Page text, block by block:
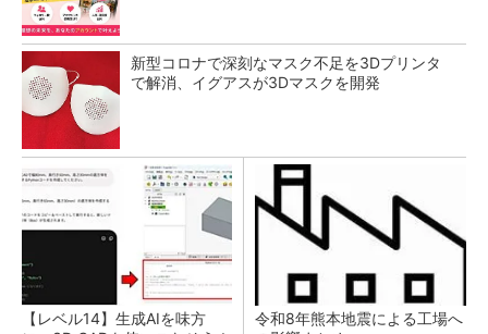
新型コロナで深刻なマスク不足を3Dプリンタ
で解消、イグアスが3Dマスクを開発
【レベル14】生成AIを味方
令和8年熊本地震による工場へ